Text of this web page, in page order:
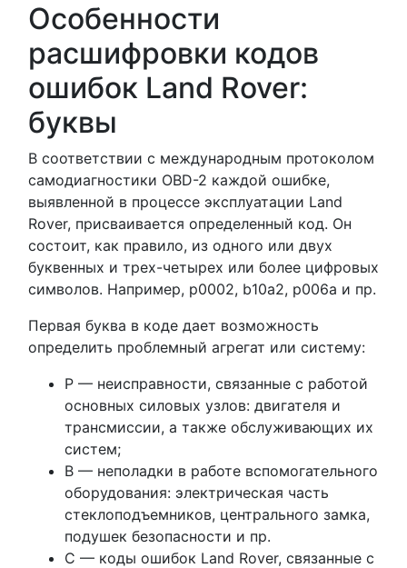
Особенности
расшифровки кодов
ошибок Land Rover:
буквы
В соответствии с международным протоколом
самодиагностики OBD-2 каждой ошибке,
выявленной в процессе эксплуатации Land
Rover, присваивается определенный код. Он
состоит, как правило, из одного или двух
буквенных и трех-четырех или более цифровых
символов. Например, p0002, b10a2, p006a и пр.
Первая буква в коде дает возможность
определить проблемный агрегат или систему:
P — неисправности, связанные с работой
основных силовых узлов: двигателя и
трансмиссии, а также обслуживающих их
систем;
B — неполадки в работе вспомогательного
оборудования: электрическая часть
стеклоподъемников, центрального замка,
подушек безопасности и пр.
C — коды ошибок Land Rover, связанные с